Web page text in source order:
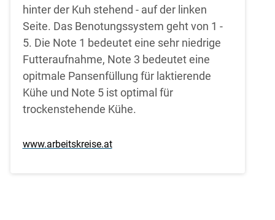
hinter der Kuh stehend - auf der linken
Seite. Das Benotungssystem geht von 1 -
5. Die Note 1 bedeutet eine sehr niedrige
Futteraufnahme, Note 3 bedeutet eine
opitmale Pansenfüllung für laktierende
Kühe und Note 5 ist optimal für
trockenstehende Kühe.
www.arbeitskreise.at